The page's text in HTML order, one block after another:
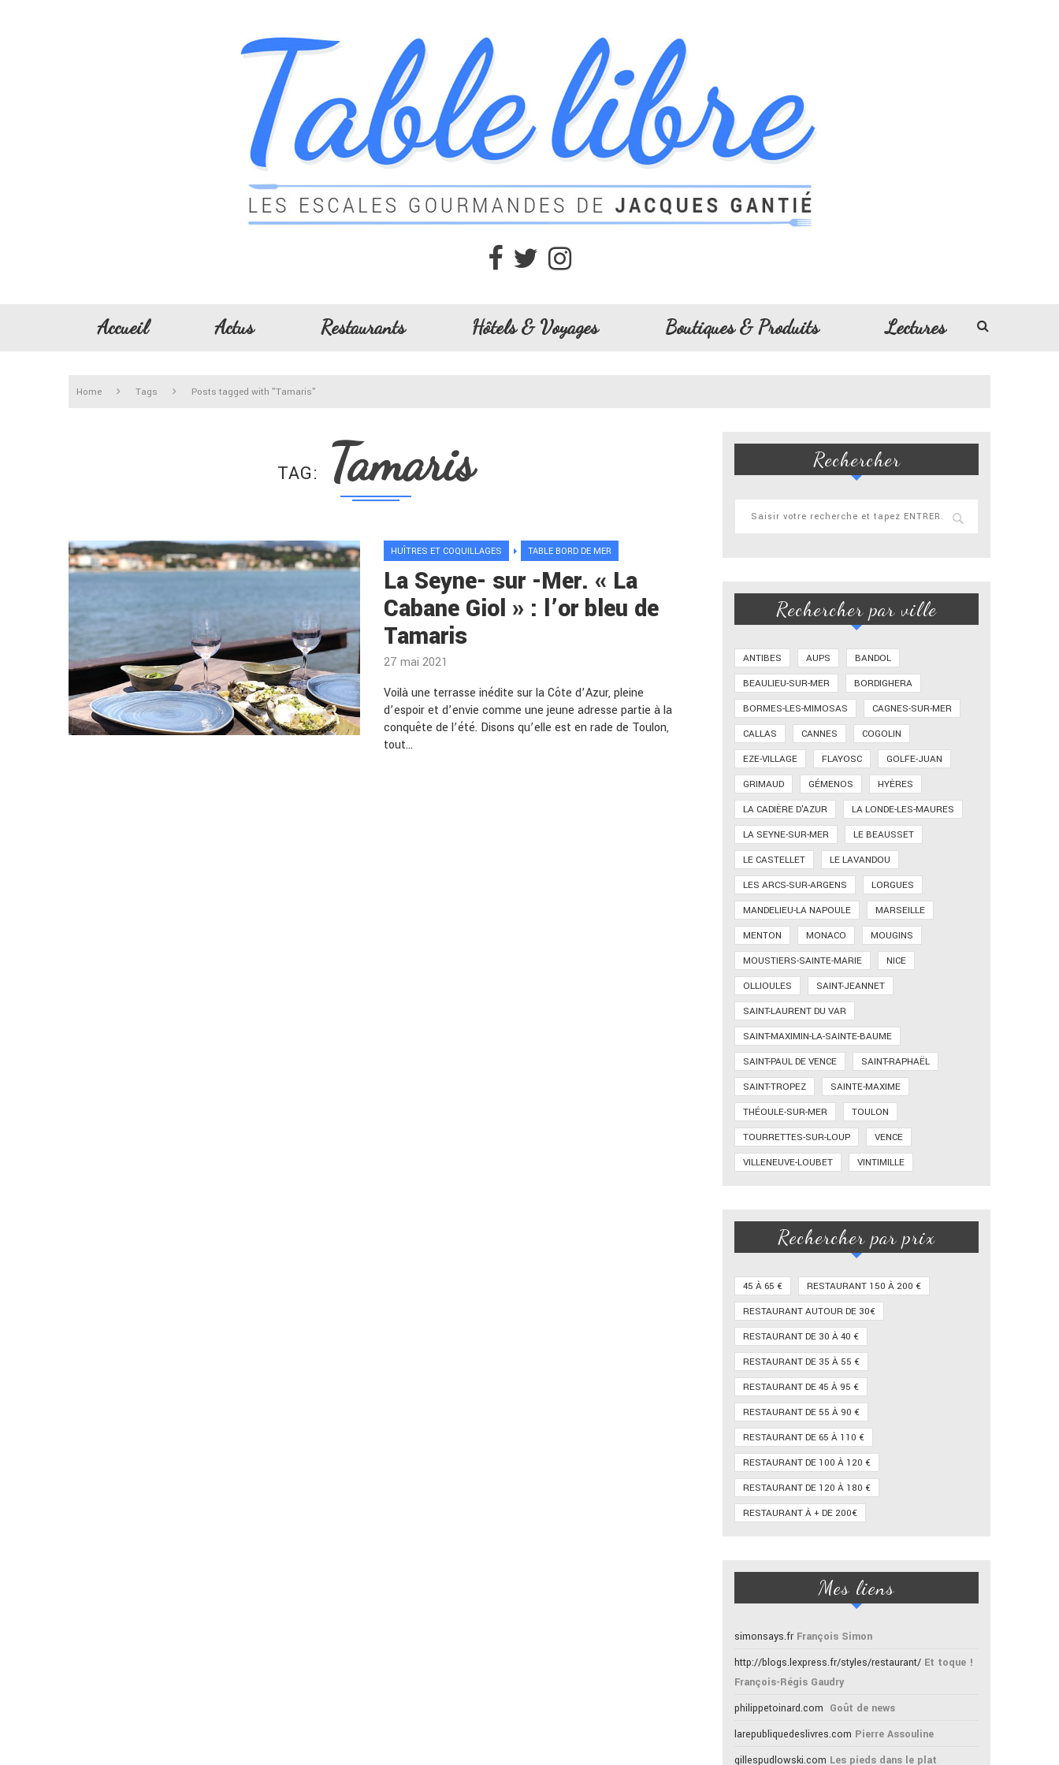
Accueil Actus Restaurants Hôtels & Voyages Boutiques & Produits Lectures
Home Tags Posts tagged with "Tamaris"
TAG Tamaris
HUÎTRES ET COQUILLAGES TABLE BORD DE MER
La Seyne- sur -Mer. « La
Cabane Giol » : l’or bleu de
Tamaris
27 mai 2021
Voilà une terrasse inédite sur la Côte d’Azur, pleine
d’espoir et d’envie comme une jeune adresse partie à la
conquête de l’été. Disons qu’elle est en rade de Toulon,
tout…
Rechercher
Rechercher par ville
ANTIBES AUPS
BANDOL
BEAULIEU-SUR-MER
BORDIGHERA
BORMES-LES-MIMOSAS
CAGNES-SUR-MER
CALLAS
CANNES
COGOLIN
EZE-VILLAGE
FLAYOSC
GOLFE-JUAN
GRIMAUD
GÉMENOS
HYÈRES
LA CADIÈRE D'AZUR
LA LONDE-LES-MAURES
LA SEYNE-SUR-MER
LE BEAUSSET
LE CASTELLET
LE LAVANDOU
LES ARCS-SUR-ARGENS
LORGUES
MANDELIEU-LA NAPOULE
MARSEILLE
MENTON
MONACO
MOUGINS
MOUSTIERS-SAINTE-MARIE
NICE
OLLIOULES
SAINT-JEANNET
SAINT-LAURENT DU VAR
SAINT-MAXIMIN-LA-SAINTE-BAUME
SAINT-PAUL DE VENCE
SAINT-RAPHAËL
SAINT-TROPEZ
SAINTE-MAXIME
THÉOULE-SUR-MER
TOULON
TOURRETTES-SUR-LOUP
VENCE
VILLENEUVE-LOUBET
VINTIMILLE
Rechercher par prix
45 À 65 €
RESTAURANT 150 À 200 €
RESTAURANT AUTOUR DE 30€
RESTAURANT DE 30 À 40 €
RESTAURANT DE 35 À 55 €
RESTAURANT DE 45 À 95 €
RESTAURANT DE 55 À 90 €
RESTAURANT DE 65 À 110 €
RESTAURANT DE 100 À 120 €
RESTAURANT DE 120 À 180 €
RESTAURANT À + DE 200€
Mes liens
simonsays.fr François Simon
http://blogs.lexpress.fr/styles/restaurant/ Et toque !
François-Régis Gaudry
philippetoinard.com Goût de news
larepubliquedeslivres.com Pierre Assouline
gillespudlowski.com Les pieds dans le plat